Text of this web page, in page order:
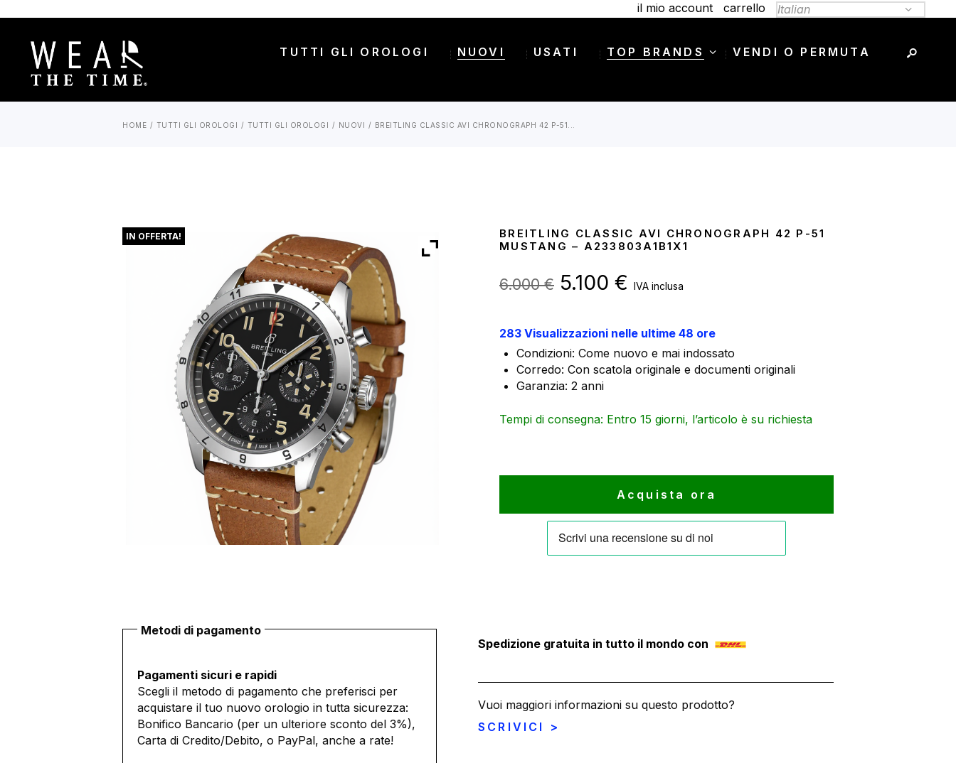
il mio account carrello
TUTTI GLI OROLOGI NUOVI USATI TOP BRANDS VENDI O PERMUTA
HOME TUTTI GLI OROLOGI TUTTI GLI OROLOGI NUOVI BREITLING CLASSIC AVI CHRONOGRAPH 42 P-51...
IN OFFERTA!
BREITLING CLASSIC AVI CHRONOGRAPH 42 P-51
MUSTANG – A233803A1B1X1
6.000€ Il
prezzo
era:
6.000 €.
5.100 € Il
prezzo
è:
5.100 €.
IVA inclusa
283 Visualizzazioni nelle ultime 48 ore
Condizioni: Come nuovo e mai indossato
Corredo: Con scatola originale e documenti originali
Garanzia: 2 anni
Tempi di consegna: Entro 15 giorni, l’articolo è su richiesta
Acquista ora
Metodi di pagamento
Pagamenti sicuri e rapidi
Scegli il metodo di pagamento che preferisci per
acquistare il tuo nuovo orologio in tutta sicurezza:
Bonifico Bancario (per un ulteriore sconto del 3%),
Carta di Credito/Debito, o PayPal, anche a rate!
Spedizione gratuita in tutto il mondo con
Vuoi maggiori informazioni su questo prodotto?
SCRIVICI >